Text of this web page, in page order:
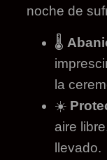
noche de
🌡️
la
☀️
aire
llevado.